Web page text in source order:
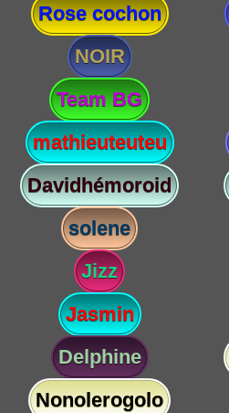
Rose cochon
NOIR
Team BG
mathieuteuteu
Davidhémoroid
solene
Jizz
Jasmin
Delphine
Nonolerogolo